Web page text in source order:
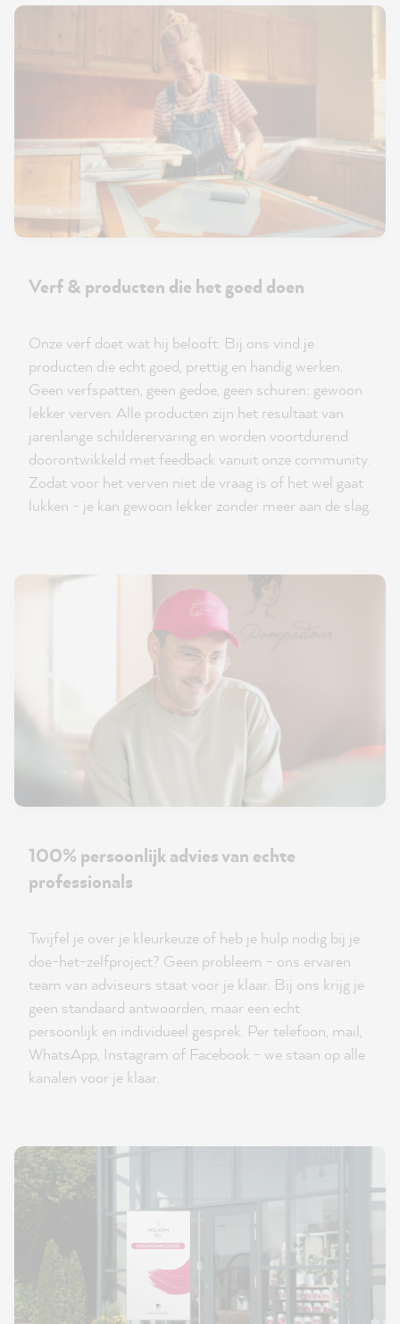
Verf & producten die het goed doen
Onze verf doet wat hij belooft. Bij ons vind je
producten die echt goed, prettig en handig werken.
Geen verfspatten, geen gedoe, geen schuren: gewoon
lekker verven. Alle producten zijn het resultaat van
jarenlange schilderervaring en worden voortdurend
doorontwikkeld met feedback vanuit onze community.
Zodat voor het verven niet de vraag is of het wel gaat
lukken - je kan gewoon lekker zonder meer aan de slag.
100% persoonlijk advies van echte
professionals
Twijfel je over je kleurkeuze of heb je hulp nodig bij je
doe-het-zelfproject? Geen probleem - ons ervaren
team van adviseurs staat voor je klaar. Bij ons krijg je
geen standaard antwoorden, maar een echt
persoonlijk en individueel gesprek. Per telefoon, mail,
WhatsApp, Instagram of Facebook - we staan op alle
kanalen voor je klaar.